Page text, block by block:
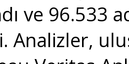
ve 96.533
Analizler,